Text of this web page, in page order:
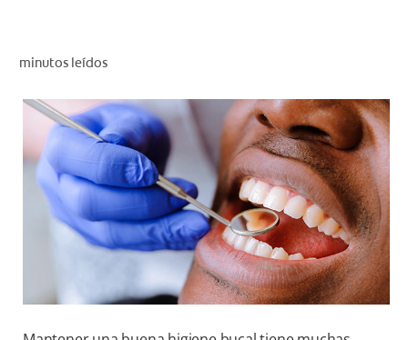
PROMOCIONES
PA (ES)
SUSCRÍBASE
minutos leídos